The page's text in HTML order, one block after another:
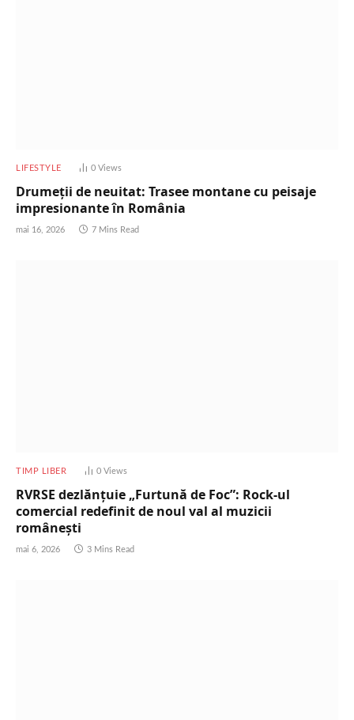
LIFESTYLE 0 Views
Drumeții de neuitat: Trasee montane cu peisaje
impresionante în România
mai 16, 2026 7 Mins Read
TIMP LIBER 0 Views
RVRSE dezlănțuie „Furtună de Foc”: Rock-ul
comercial redefinit de noul val al muzicii
românești
mai 6, 2026 3 Mins Read